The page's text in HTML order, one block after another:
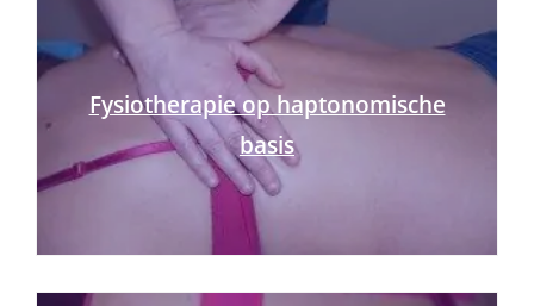
Fysiotherapie op haptonomische
basis